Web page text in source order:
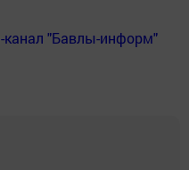
канал "Бавлы-информ"